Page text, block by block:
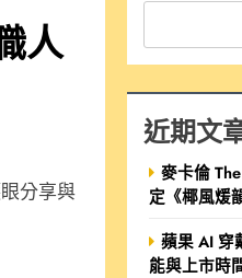
人
分享與
近期文
麥卡倫
定《椰風煖
蘋果 AI 穿
能與上市時